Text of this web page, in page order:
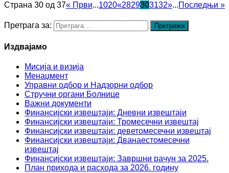
Страна 30 од 37« Први...1020«2829303132»...Последњи »
Претрага за:
Издвајамо
Мисија и визија
Менаџмент
Управни одбор и Надзорни одбор
Стручни органи Болнице
Важни документи
Финансијски извештаји: Дневни извештаји
Финансијски извештаји: Тромесечни извештај
Финансијски извештаји: деветомесечни извештај
Финансијски извештаји: Дванаестомесечни
извештај
Финансијски извештаји: Завршни рачун за 2025.
План прихода и расхода за 2026. годину